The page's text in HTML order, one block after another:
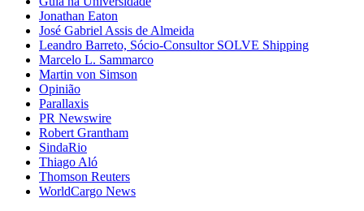
Jonathan Eaton
José Gabriel Assis de Almeida
Leandro Barreto, Sócio-Consultor SOLVE Shipping
Marcelo L. Sammarco
Martin von Simson
Opinião
Parallaxis
PR Newswire
Robert Grantham
SindaRio
Thiago Aló
Thomson Reuters
WorldCargo News